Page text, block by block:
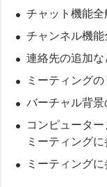
チャット機能全
チャンネル機
連絡先の追加な
ミーティング
バーチャル背
コンピュータ
ミーティング
ミーティング